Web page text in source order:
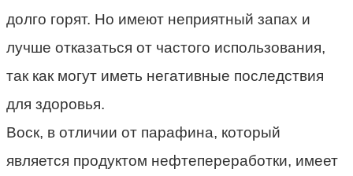
долго горят. Но имеют неприятный запах и
лучше отказаться от частого использования,
так как могут иметь негативные последствия
для здоровья.
Воск, в отличии от парафина, который
является продуктом нефтепереработки, имеет